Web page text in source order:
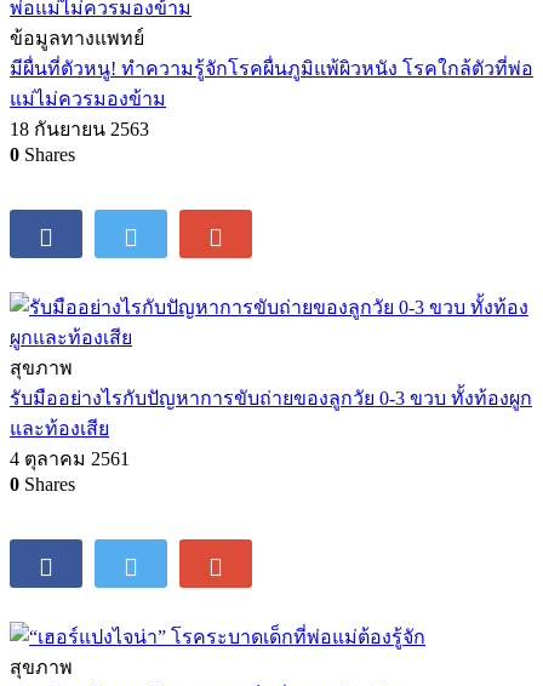
ข้อมูลทางแพทย์
มีผื่นที่ตัวหนู! ทำความรู้จักโรคผื่นภูมิแพ้ผิวหนัง โรคใกล้ตัวที่พ่อ
แม่ไม่ควรมองข้าม
18 กันยายน 2563
0 Shares
สุขภาพ
รับมืออย่างไรกับปัญหาการขับถ่ายของลูกวัย 0-3 ขวบ ทั้งท้องผูก
และท้องเสีย
4 ตุลาคม 2561
0 Shares
สุขภาพ